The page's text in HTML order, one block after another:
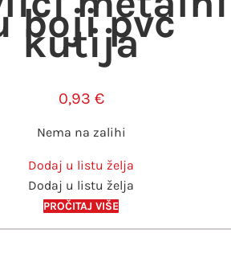
boji pvc
kutija
0,93 €
Nema na zalihi
Dodaj u listu želja
Dodaj u listu želja
PROČITAJ VIŠE